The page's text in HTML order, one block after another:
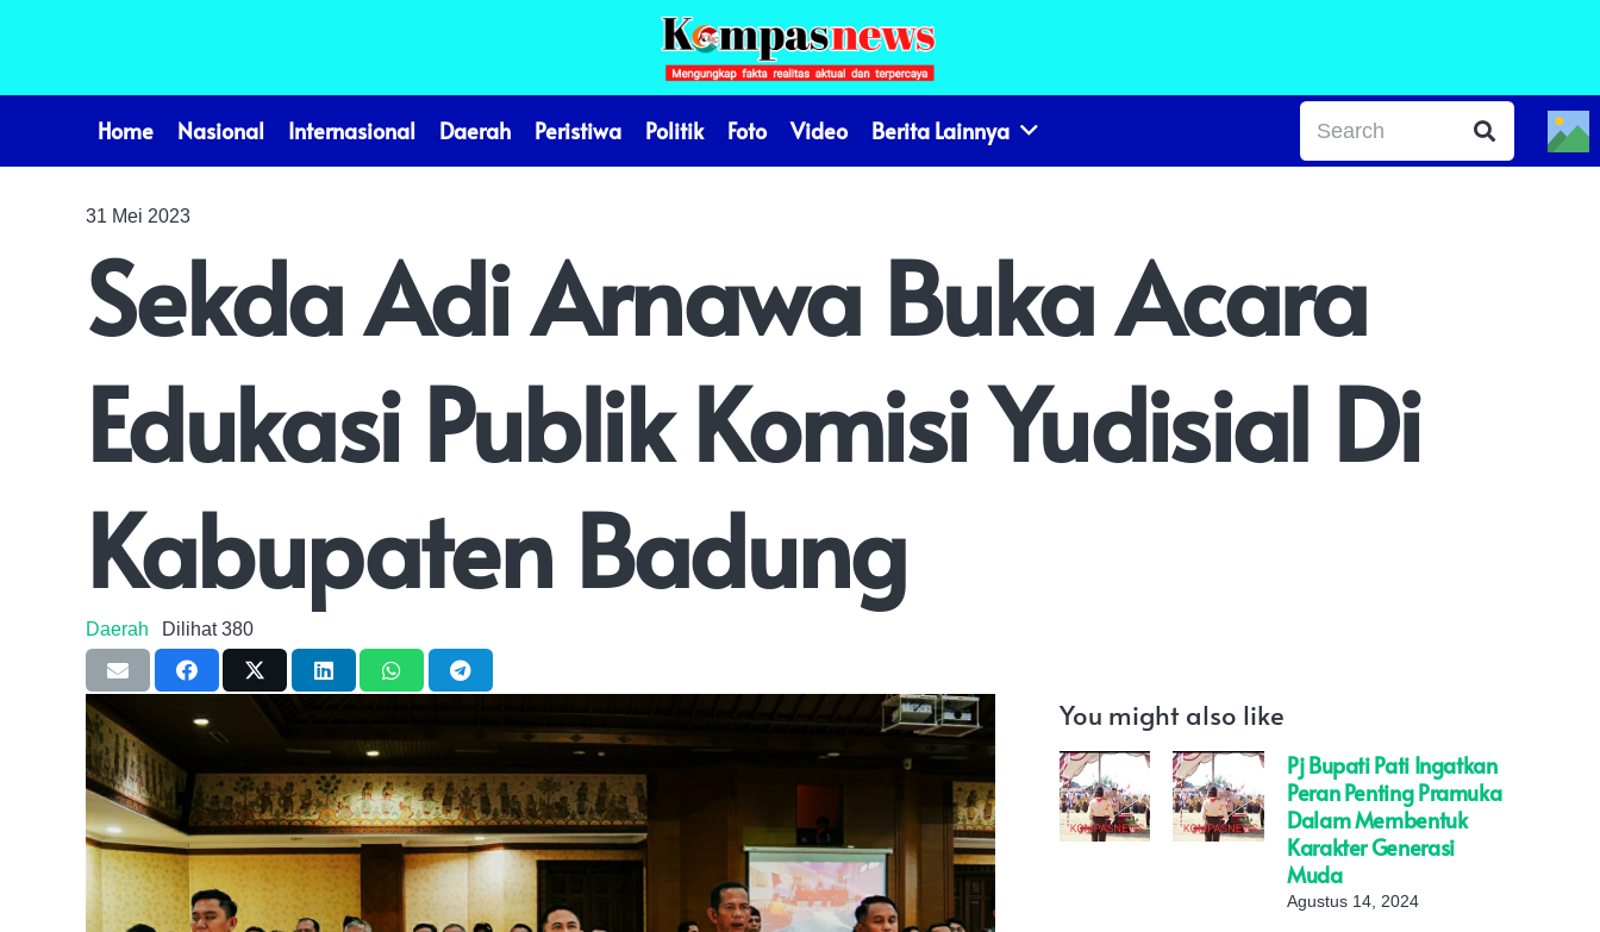
Home Nasional Internasional Daerah Peristiwa Politik Foto Video Berita Lainnya
31 Mei 2023
Sekda Adi Arnawa Buka Acara
Edukasi Publik Komisi Yudisial Di
Kabupaten Badung
Daerah Dilihat380
You might also like
Pj Bupati Pati Ingatkan
Peran Penting Pramuka
Dalam Membentuk
Karakter Generasi
Muda
Agustus 14, 2024